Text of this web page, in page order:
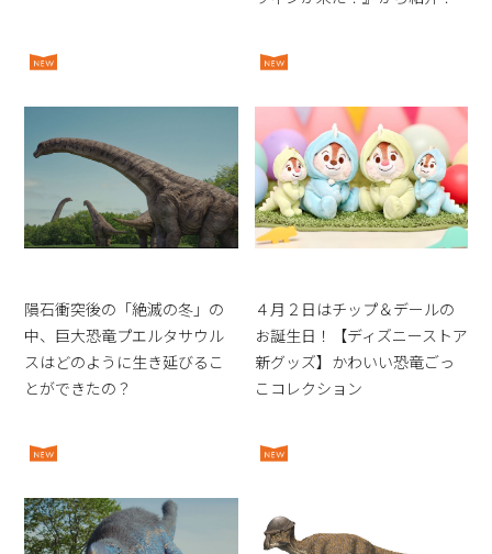
隕石衝突後の「絶滅の冬」の
中、巨大恐竜プエルタサウル
スはどのように生き延びるこ
とができたの？
４月２日はチップ＆デールの
お誕生日！【ディズニーストア
新グッズ】かわいい恐竜ごっ
こコレクション